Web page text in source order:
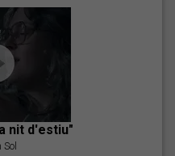
nit d'estiu"
Sol